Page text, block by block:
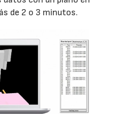
de 2 o 3 minutos.